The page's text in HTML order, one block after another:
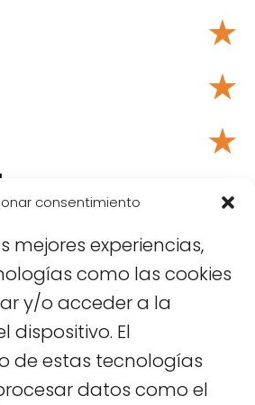
consentimiento
mejores experiencias,
como las cookies
y/o acceder a la
dispositivo. El
de estas tecnologías
datos como el
★
★
★
Mausoleo de Ho Chi Minh en